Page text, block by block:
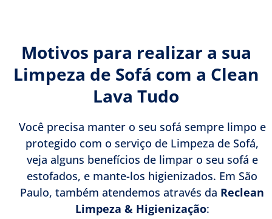
Motivos para realizar a sua
Limpeza de Sofá com a Clean
Lava Tudo
Você precisa manter o seu sofá sempre limpo e
protegido com o serviço de Limpeza de Sofá,
veja alguns benefícios de limpar o seu sofá e
estofados, e mante-los higienizados. Em São
Paulo, também atendemos através da Reclean
Limpeza & Higienização: